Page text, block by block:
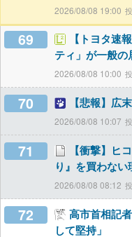
2026/08/08 19:00
69
【トヨタ速
ティ」が一般
2026/08/08 10:00
70 【悲報】
2026/08/08 10:07
71
【衝撃】ヒ
り』を買わな
2026/08/08 08:12
72
高市首相記
して堅持」